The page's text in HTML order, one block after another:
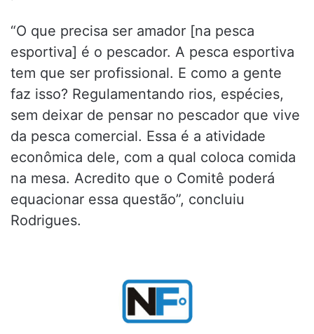
“O que precisa ser amador [na pesca
esportiva] é o pescador. A pesca esportiva
tem que ser profissional. E como a gente
faz isso? Regulamentando rios, espécies,
sem deixar de pensar no pescador que vive
da pesca comercial. Essa é a atividade
econômica dele, com a qual coloca comida
na mesa. Acredito que o Comitê poderá
equacionar essa questão”, concluiu
Rodrigues.